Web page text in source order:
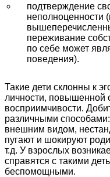
подтверждение
неполноценности
переживание
по себе может
поведения).
Такие дети склонны к
личности, повышенной
восприимчивости.
различными
внешним видом,
пугают и шокируют
т.д. У взрослых
справятся с такими
беспомощными.